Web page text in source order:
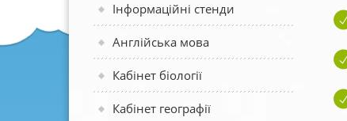
Інформаційні стенди
Англійська мова
Кабінет біології
Кабінет географії